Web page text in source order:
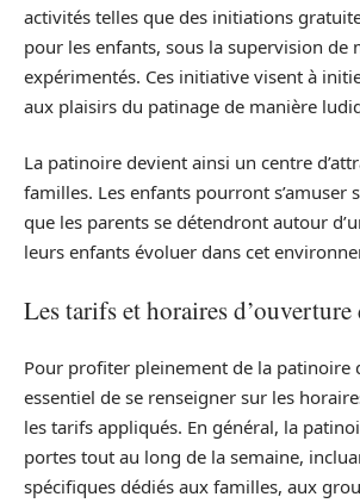
activités telles que des initiations
pour les enfants, sous la supervision de
expérimentés. Ces initiative visent à
aux plaisirs du patinage de manière
La patinoire devient ainsi un centre
familles. Les enfants pourront s’amuser
que les parents se détendront autour
leurs enfants évoluer dans cet
Les tarifs et horaires
Pour profiter pleinement de la patinoire
essentiel de se renseigner sur les
les tarifs appliqués. En général, la
portes tout au long de la semaine,
spécifiques dédiés aux familles, aux